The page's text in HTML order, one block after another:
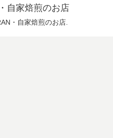
自家焙煎のお店
・自家焙煎のお店.